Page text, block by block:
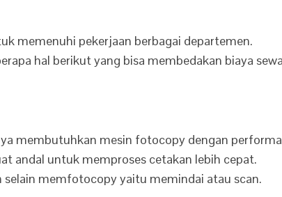
memenuhi pekerjaan berbagai departemen.
hal berikut yang bisa membedakan biaya
membutuhkan mesin fotocopy dengan performa
andal untuk memproses cetakan lebih cepat.
memfotocopy yaitu memindai atau scan.